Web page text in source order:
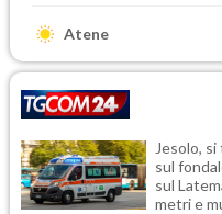
Atene
Jesolo,
sul
sul
metri e